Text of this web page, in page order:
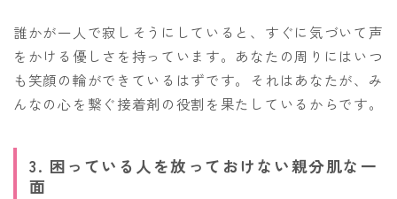
誰かが一人で寂しそうにしていると、すぐに気づいて声
をかける優しさを持っています。あなたの周りにはいつ
も笑顔の輪ができているはずです。それはあなたが、み
んなの心を繋ぐ接着剤の役割を果たしているからです。
3. 困っている人を放っておけない親分肌な一
面